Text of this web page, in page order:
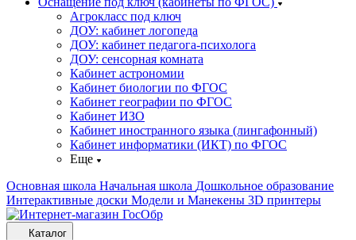
Агрокласс под ключ
ДОУ: кабинет логопеда
ДОУ: кабинет педагога-психолога
ДОУ: сенсорная комната
Кабинет астрономии
Кабинет биологии по ФГОС
Кабинет географии по ФГОС
Кабинет ИЗО
Кабинет иностранного языка (лингафонный)
Кабинет информатики (ИКТ) по ФГОС
Еще
Основная школа Начальная школа Дошкольное образование
Интерактивные доски Модели и Манекены 3D принтеры
Каталог